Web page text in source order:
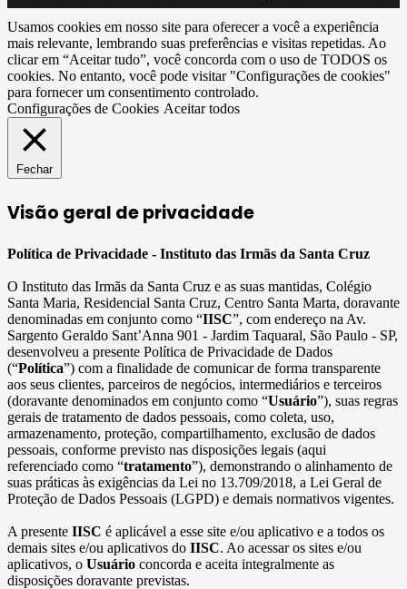
Usamos cookies em nosso site para oferecer a você a experiência
mais relevante, lembrando suas preferências e visitas repetidas. Ao
clicar em “Aceitar tudo”, você concorda com o uso de TODOS os
cookies. No entanto, você pode visitar "Configurações de cookies"
para fornecer um consentimento controlado.
Configurações de Cookies Aceitar todos
Fechar
Visão geral de privacidade
Política de Privacidade - Instituto das Irmãs da Santa Cruz
O Instituto das Irmãs da Santa Cruz e as suas mantidas, Colégio
Santa Maria, Residencial Santa Cruz, Centro Santa Marta, doravante
denominadas em conjunto como “IISC”, com endereço na Av.
Sargento Geraldo Sant’Anna 901 - Jardim Taquaral, São Paulo - SP,
desenvolveu a presente Política de Privacidade de Dados
(“Política”) com a finalidade de comunicar de forma transparente
aos seus clientes, parceiros de negócios, intermediários e terceiros
(doravante denominados em conjunto como “Usuário”), suas regras
gerais de tratamento de dados pessoais, como coleta, uso,
armazenamento, proteção, compartilhamento, exclusão de dados
pessoais, conforme previsto nas disposições legais (aqui
referenciado como “tratamento”), demonstrando o alinhamento de
suas práticas às exigências da Lei no 13.709/2018, a Lei Geral de
Proteção de Dados Pessoais (LGPD) e demais normativos vigentes.
A presente IISC é aplicável a esse site e/ou aplicativo e a todos os
demais sites e/ou aplicativos do IISC. Ao acessar os sites e/ou
aplicativos, o Usuário concorda e aceita integralmente as
disposições doravante previstas.